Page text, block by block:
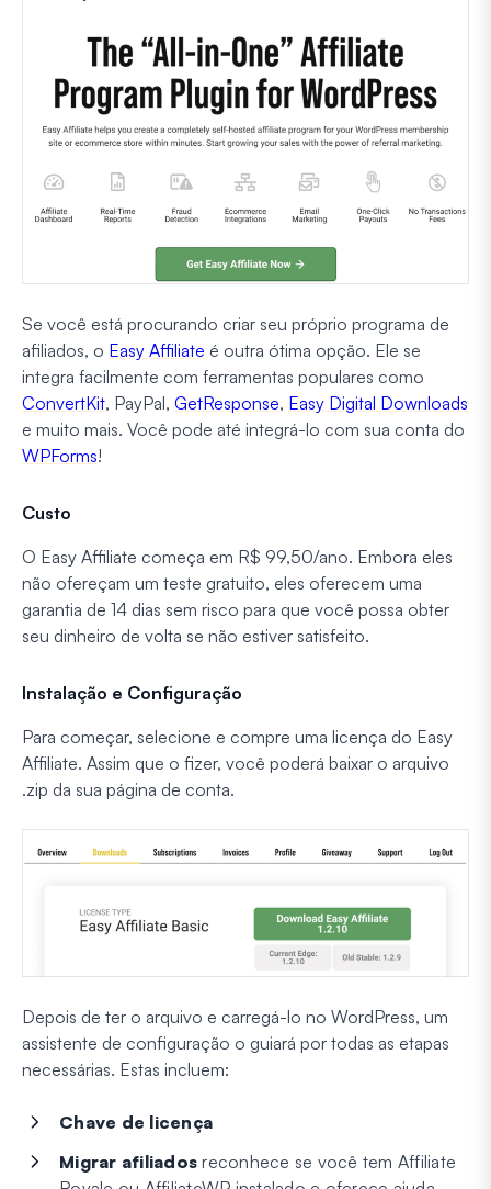
Se você está procurando criar seu próprio programa de
afiliados, o Easy Affiliate é outra ótima opção. Ele se
integra facilmente com ferramentas populares como
ConvertKit, PayPal, GetResponse, Easy Digital Downloads
e muito mais. Você pode até integrá-lo com sua conta do
WPForms!
Custo
O Easy Affiliate começa em R$ 99,50/ano. Embora eles
não ofereçam um teste gratuito, eles oferecem uma
garantia de 14 dias sem risco para que você possa obter
seu dinheiro de volta se não estiver satisfeito.
Instalação e Configuração
Para começar, selecione e compre uma licença do Easy
Affiliate. Assim que o fizer, você poderá baixar o arquivo
.zip da sua página de conta.
Depois de ter o arquivo e carregá-lo no WordPress, um
assistente de configuração o guiará por todas as etapas
necessárias. Estas incluem:
Chave de licença
Migrar afiliadosreconhece se você tem Affiliate